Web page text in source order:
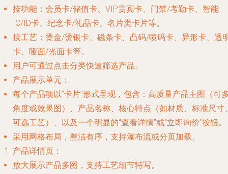
按功能 ：会员卡/储值卡、VIP贵宾卡、门禁/考勤卡、智能
IC/ID卡、纪念卡/礼品卡、名片类卡片等。
按工艺 ：烫金/烫银卡、磁条卡、凸码/喷码卡、异形卡、透
卡、哑面/光面卡等。
用户可通过点击分类快速筛选产品。
产品展示单元 ：
每个产品项以“卡片”形式呈现，包含：高质量产品主图（可
角度或效果图）、产品名称、核心特点（如材质、标准尺寸
可选工艺）、以及一个明显的“查看详情”或“立即询价”按钮。
采用网格布局，整洁有序，支持瀑布流或分页加载。
产品详情页 ：
放大展示产品多图，支持工艺细节特写。